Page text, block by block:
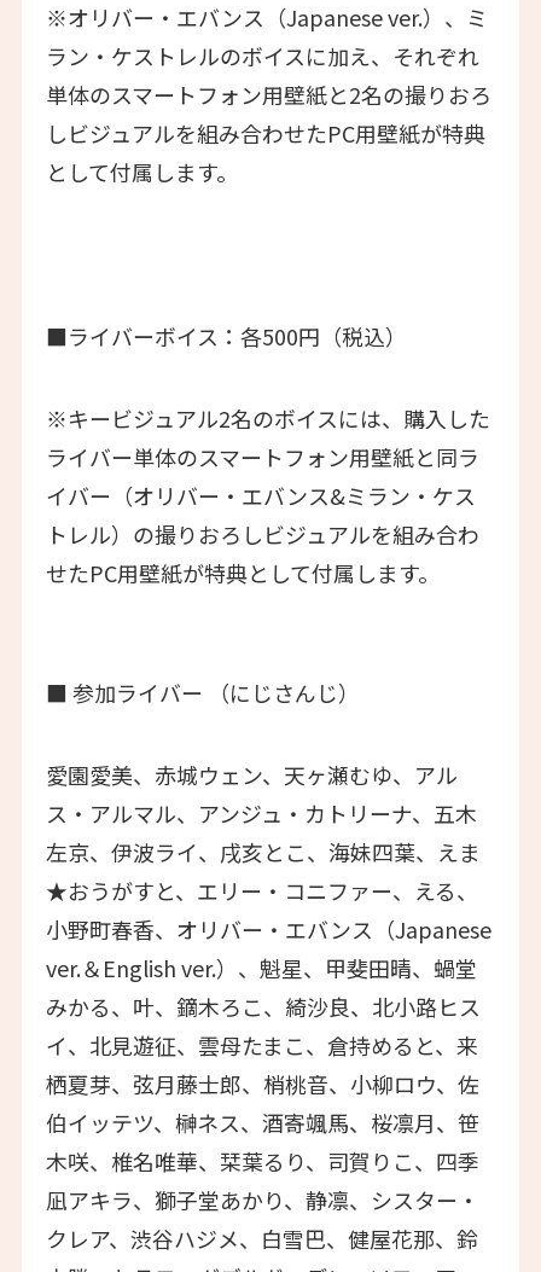
※オリバー・エバンス（Japanese ver.）、ミ
ラン・ケストレルのボイスに加え、それぞれ
単体のスマートフォン用壁紙と2名の撮りおろ
しビジュアルを組み合わせたPC用壁紙が特典
として付属します。
■ライバーボイス：各500円（税込）
※キービジュアル2名のボイスには、購入した
ライバー単体のスマートフォン用壁紙と同ラ
イバー（オリバー・エバンス&ミラン・ケス
トレル）の撮りおろしビジュアルを組み合わ
せたPC用壁紙が特典として付属します。
■ 参加ライバー （にじさんじ）
愛園愛美、赤城ウェン、天ヶ瀬むゆ、アル
ス・アルマル、アンジュ・カトリーナ、五木
左京、伊波ライ、戌亥とこ、海妹四葉、えま
★おうがすと、エリー・コニファー、える、
小野町春香、オリバー・エバンス（Japanese
ver.＆English ver.）、魁星、甲斐田晴、蝸堂
みかる、叶、鏑木ろこ、綺沙良、北小路ヒス
イ、北見遊征、雲母たまこ、倉持めると、来
栖夏芽、弦月藤士郎、梢桃音、小柳ロウ、佐
伯イッテツ、榊ネス、酒寄颯馬、桜凛月、笹
木咲、椎名唯華、栞葉るり、司賀りこ、四季
凪アキラ、獅子堂あかり、静凛、シスター・
クレア、渋谷ハジメ、白雪巴、健屋花那、鈴